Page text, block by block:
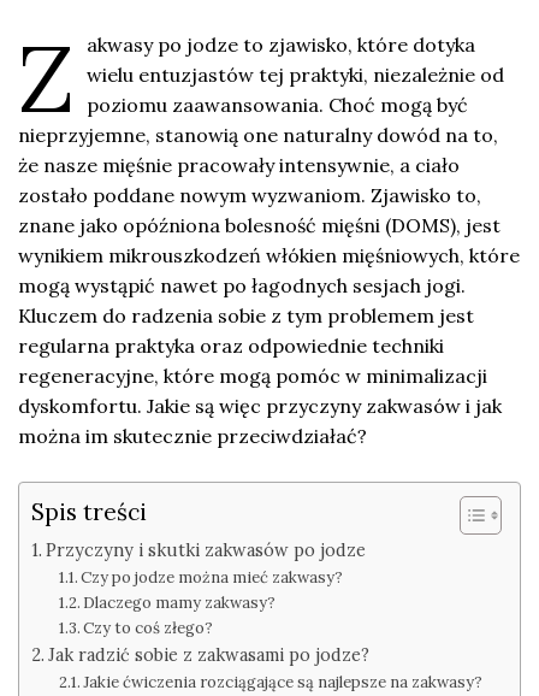
Z
akwasy po jodze to zjawisko, które dotyka
wielu entuzjastów tej praktyki, niezależnie od
poziomu zaawansowania. Choć mogą być
nieprzyjemne, stanowią one naturalny dowód na to,
że nasze mięśnie pracowały intensywnie, a ciało
zostało poddane nowym wyzwaniom. Zjawisko to,
znane jako opóźniona bolesność mięśni (DOMS), jest
wynikiem mikrouszkodzeń włókien mięśniowych, które
mogą wystąpić nawet po łagodnych sesjach jogi.
Kluczem do radzenia sobie z tym problemem jest
regularna praktyka oraz odpowiednie techniki
regeneracyjne, które mogą pomóc w minimalizacji
dyskomfortu. Jakie są więc przyczyny zakwasów i jak
można im skutecznie przeciwdziałać?
Spis treści
Przyczyny i skutki zakwasów po jodze
Czy po jodze można mieć zakwasy?
Dlaczego mamy zakwasy?
Czy to coś złego?
Jak radzić sobie z zakwasami po jodze?
Jakie ćwiczenia rozciągające są najlepsze na zakwasy?